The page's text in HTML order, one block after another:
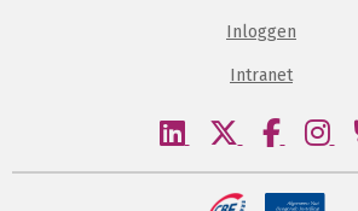
Inloggen
Intranet
Bezoek
linkedin
Bezoek
twitter
Bezoek
facebook